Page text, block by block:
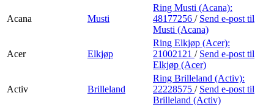
Acana Musti
Ring Musti (Acana):
48177256 / Send e-post til
Musti (Acana)
Acer Elkjøp
Ring Elkjøp (Acer):
21002121 / Send e-post til
Elkjøp (Acer)
Activ Brilleland
Ring Brilleland (Activ):
22228575 / Send e-post til
Brilleland (Activ)